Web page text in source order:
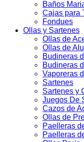
Baños
Cajas para
Fondues
Ollas y Sartenes
Ollas de
Ollas de
Budineras
Budineras
Vaporeras
Sartenes
Sartenes y
Juegos De
Cazos de
Ollas de
Paelleras
Paelleras